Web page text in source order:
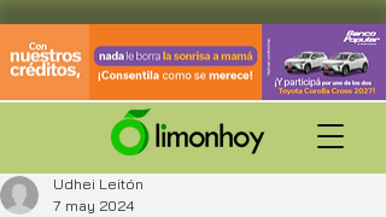
Udhei Leitón
7 may 2024